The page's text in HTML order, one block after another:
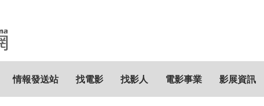
情報發送站 找電影 找影人 電影事業 影展資訊